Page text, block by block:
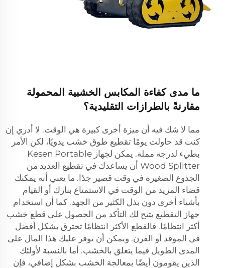
ما مدى كفاءة المكابس الخشبية المحمولة
مقارنةً بالطرازات التقليدية؟
مما لا شك فيه أن ميزة أخرى كبيرة هي الوقت. لا أدري إن
كنت قد حاولت يومًا تقطيع طوق خشب يدويًا، لكن الأمر
بطيء لدرجة مملة. يمكن لجهاز Kesen Portable
Wood Splitter أن يساعدك في تقطيع العديد من
الجذوع الصغيرة في وقت قصير جدًا. ما يعني أنه يمكنك
قضاء المزيد من الوقت في الاستمتاع بنارك أو القيام
بأشياء أخرى دون بذل الكثير من الجهد. كما أن استخدام
جهاز التقطيع يتيح لك التأكد من الحصول على قطع خشب
أكثر انتظامًا. فالقطع الأكثر انتظامًا تحترق بشكل أفضل
في الموقد أو الفرن. ويمكن أن يوفر عليك هذا المال على
المدى الطويل فيما يتعلق بالخشب. أما بالنسبة لأولئك
الذين يقومون أيضًا بمعالجة الخشب بشكل إضافي، فإن